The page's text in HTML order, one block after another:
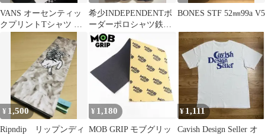
VANS オーセンティッ
クプリントTシャツ 美
希少INDEPENDENTボ
ーダーポロシャツ鉄十
字スケート00s古着XL
BONES STF 52㎜99a V5
¥ 1,500
Ripndip リップンディ
¥ 1,180
MOB GRIP モブグリッ
¥ 1,111
Cavish Design Seller オ